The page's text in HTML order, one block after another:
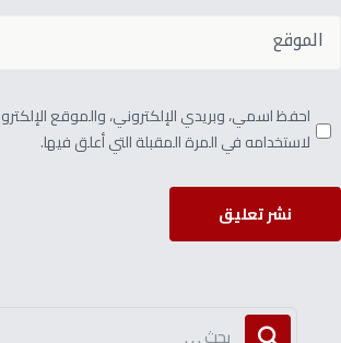
احفظ اسمي، وبريدي الإلكتروني، والموقع
لاستخدامه في المرة المقبلة التي أعلق فيها.
نشر تعليق